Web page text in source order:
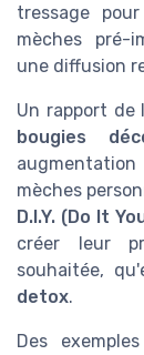
tressage
mèches pré-
une diffusion
Un rapport de
bougies
mèches
D.I.Y. (Do It
créer leur
souhaitée,
detox.
Des